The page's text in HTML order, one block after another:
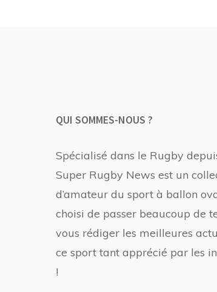
QUI SOMMES-NOUS ?
Spécialisé dans le Rugby
Super Rugby News est un
d’amateur du sport à ballon
choisi de passer beaucoup de
vous rédiger les meilleures
ce sport tant apprécié par les
!